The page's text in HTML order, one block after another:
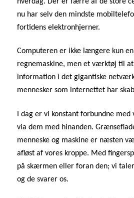
hverdag. Der er færre af de store
nu har selv den mindste
fortidens elektronhjerner.
Computeren er ikke længere kun
regnemaskine, men et værktøj til
information i det gigantiske
mennesker som internettet har
I dag er vi konstant forbundne
via dem med hinanden.
menneske og maskine er næsten
afløst af vores kroppe. Med
på skærmen eller foran den; vi
og de svarer os.